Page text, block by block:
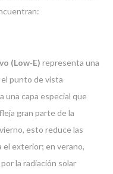
(Low‑E) representa una
punto de vista
una capa especial que
gran parte de la
esto reduce las
el exterior; en verano,
la radiación solar